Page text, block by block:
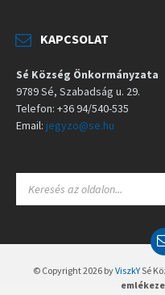
KAPCSOLAT
Sé Község Önkormányzata
9789 Sé, Szabadság u. 29.
Telefon: +36 94/540-535
Email: jegyzo@se.hu
A
© Copyright 2026 byViszkYSé